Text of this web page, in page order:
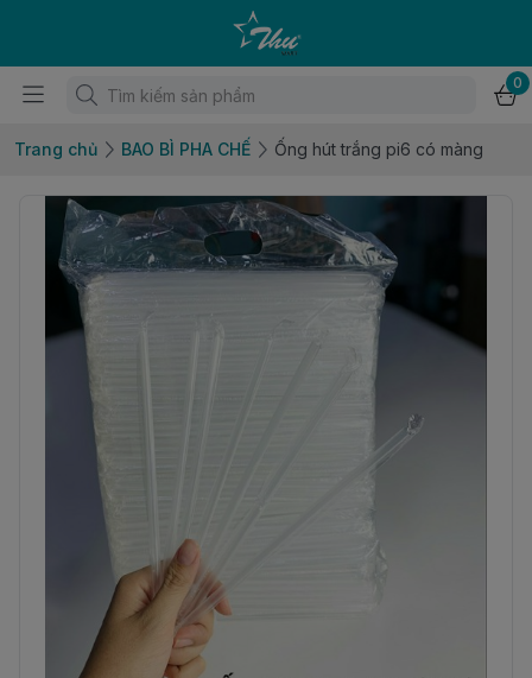
0
Trang chủ BAO BÌ PHA CHẾ Ống hút trắng pi6 có màng